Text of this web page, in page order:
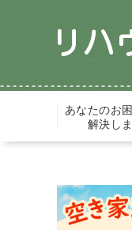
あなたのお
解決し